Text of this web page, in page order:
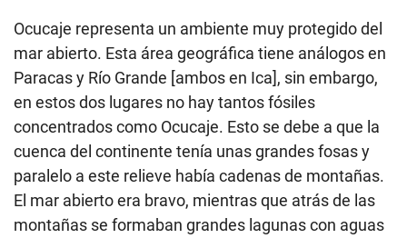
Ocucaje representa un ambiente muy protegido del
mar abierto. Esta área geográfica tiene análogos en
Paracas y Río Grande [ambos en Ica], sin embargo,
en estos dos lugares no hay tantos fósiles
concentrados como Ocucaje. Esto se debe a que la
cuenca del continente tenía unas grandes fosas y
paralelo a este relieve había cadenas de montañas.
El mar abierto era bravo, mientras que atrás de las
montañas se formaban grandes lagunas con aguas